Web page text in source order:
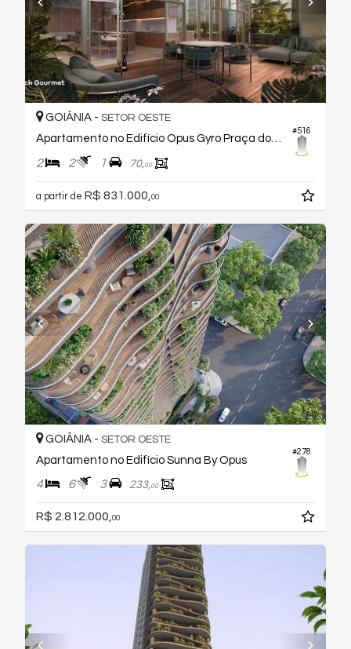
#516
GOIÂNIA - SETOR OESTE
Apartamento no Edifício Opus Gyro Praça do Sol
2 2 1 70,00
a partir de R$ 831.000, 00
#278
GOIÂNIA - SETOR OESTE
Apartamento no Edifício Sunna By Opus
4 6 3 233,00
R$ 2.812.000, 00